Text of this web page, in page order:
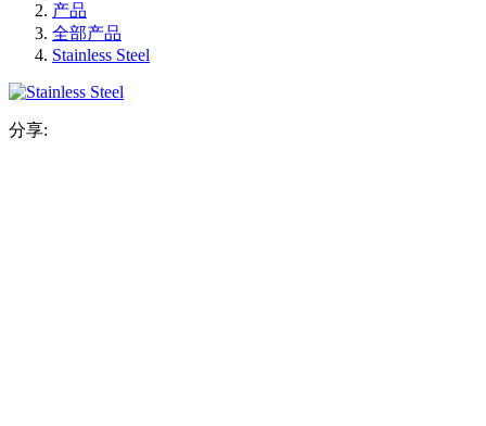
产品
全部产品
Stainless Steel
分享: